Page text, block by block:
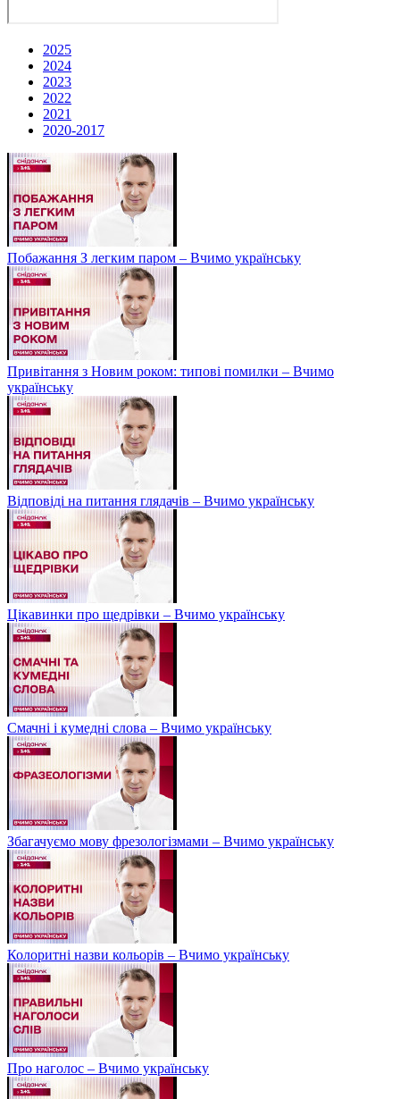
2025
2024
2023
2022
2021
2020-2017
Побажання З легким паром – Вчимо українську
Привітання з Новим роком: типові помилки – Вчимо
українську
Відповіді на питання глядачів – Вчимо українську
Цікавинки про щедрівки – Вчимо українську
Смачні і кумедні слова – Вчимо українську
Збагачуємо мову фрезологізмами – Вчимо українську
Колоритні назви кольорів – Вчимо українську
Про наголос – Вчимо українську